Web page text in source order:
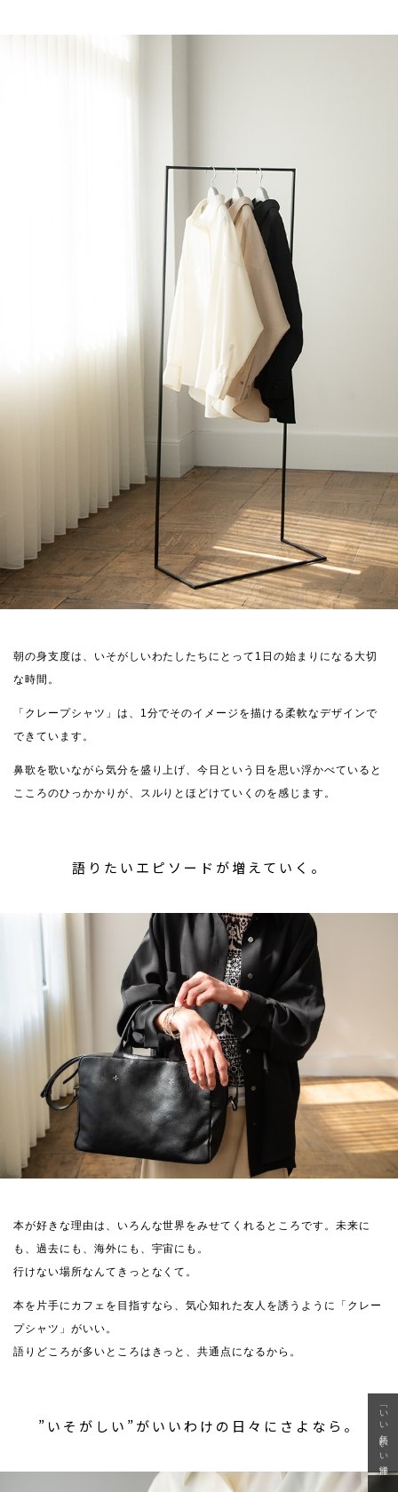
朝の身支度は、いそがしいわたしたちにとって1日の始まりになる大切
な時間。
「クレープシャツ」は、1分でそのイメージを描ける柔軟なデザインで
できています。
鼻歌を歌いながら気分を盛り上げ、今日という日を思い浮かべていると
こころのひっかかりが、スルりとほどけていくのを感じます。
語りたいエピソードが増えていく。
本が好きな理由は、いろんな世界をみせてくれるところです。未来に
も、過去にも、海外にも、宇宙にも。
行けない場所なんてきっとなくて。
本を片手にカフェを目指すなら、気心知れた友人を誘うように「クレー
プシャツ」がいい。
語りどころが多いところはきっと、共通点になるから。
”いそがしい”がいいわけの日々にさよなら。 「いい年齢 いい洋服」